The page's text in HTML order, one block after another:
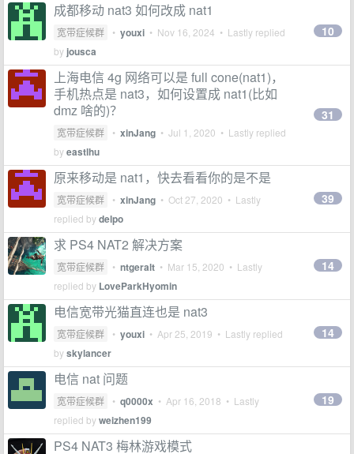
成都移动 nat3 如何改成 nat1
宽带症候群 • youxi • Nov 16, 2024 • Lastly replied
by jousca
10
上海电信 4g 网络可以是 full cone(nat1)，
手机热点是 nat3，如何设置成 nat1(比如
dmz 啥的)？
宽带症候群 • xinJang • Jul 1, 2020 • Lastly replied
byeastlhu
31
原来移动是 nat1，快去看看你的是不是
宽带症候群 • xinJang • Oct 27, 2020 • Lastly
replied bydelpo
39
求 PS4 NAT2 解决方案
宽带症候群 • ntgeralt • Mar 15, 2020 • Lastly
replied by LoveParkHyomin
14
电信宽带光猫直连也是 nat3
宽带症候群 • youxi • Apr 25, 2019 • Lastly replied
byskylancer
14
电信 nat 问题
宽带症候群 • q0000x • Apr 16, 2018 • Lastly
replied byweizhen199
19
PS4 NAT3 梅林游戏模式